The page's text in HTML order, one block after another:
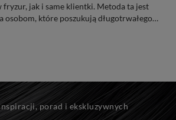
jak i same klientki. Metoda ta jest
osobom, które poszukują długotrwałego
swoim miejscu.
porad i ekskluzywnych